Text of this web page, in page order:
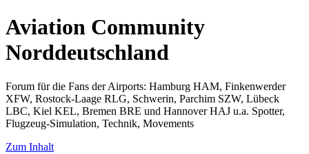
Aviation Community
Norddeutschland
Forum für die Fans der Airports: Hamburg HAM, Finkenwerder
XFW, Rostock-Laage RLG, Schwerin, Parchim SZW, Lübeck
LBC, Kiel KEL, Bremen BRE und Hannover HAJ u.a. Spotter,
Flugzeug-Simulation, Technik, Movements
Zum Inhalt